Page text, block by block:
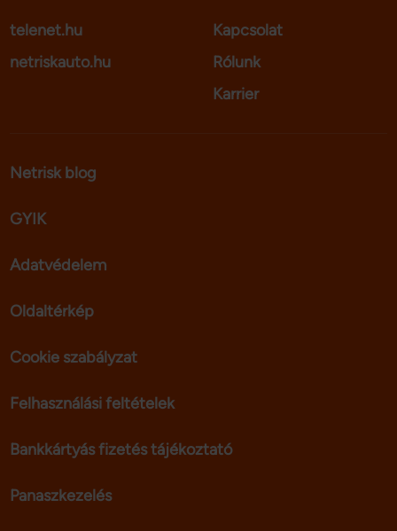
telenet.hu
netriskauto.hu
Kapcsolat
Rólunk
Karrier
Netrisk blog
GYIK
Adatvédelem
Oldaltérkép
Cookie szabályzat
Felhasználási feltételek
Bankkártyás fizetés tájékoztató
Panaszkezelés